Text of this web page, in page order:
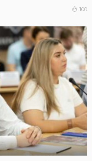
100